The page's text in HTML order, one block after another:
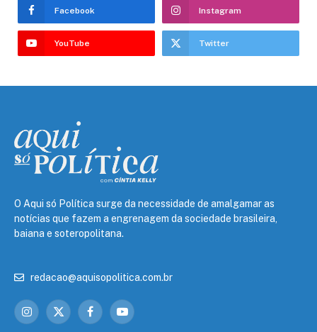
Facebook Instagram
YouTube Twitter
O Aqui só Política surge da necessidade de amalgamar as
notícias que fazem a engrenagem da sociedade brasileira,
baiana e soteropolitana.
redacao@aquisopolitica.com.br
Instagram
X
FacebookYouTube